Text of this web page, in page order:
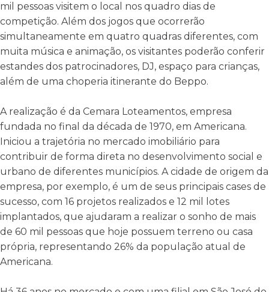
mil pessoas visitem o local nos quadro dias de
competição. Além dos jogos que ocorrerão
simultaneamente em quatro quadras diferentes, com
muita música e animação, os visitantes poderão conferir
estandes dos patrocinadores, DJ, espaço para crianças,
além de uma choperia itinerante do Beppo.
A realização é da Cemara Loteamentos, empresa
fundada no final da década de 1970, em Americana.
Iniciou a trajetória no mercado imobiliário para
contribuir de forma direta no desenvolvimento social e
urbano de diferentes municípios. A cidade de origem da
empresa, por exemplo, é um de seus principais cases de
sucesso, com 16 projetos realizados e 12 mil lotes
implantados, que ajudaram a realizar o sonho de mais
de 60 mil pessoas que hoje possuem terreno ou casa
própria, representando 26% da população atual de
Americana.